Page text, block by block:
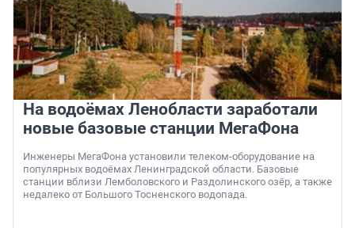
На водоёмах Ленобласти заработали
новые базовые станции МегаФона
Инженеры МегаФона установили телеком-оборудование на
популярных водоёмах Ленинградской области. Базовые
станции вблизи Лемболовского и Раздолинского озёр, а также
недалеко от Большого Тосненского водопада.